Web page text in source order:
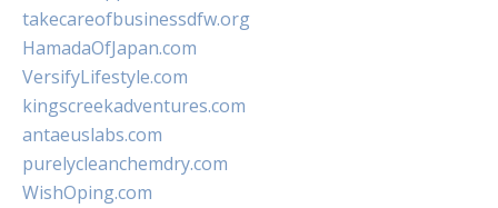
takecareofbusinessdfw.org
HamadaOfJapan.com
VersifyLifestyle.com
kingscreekadventures.com
antaeuslabs.com
purelycleanchemdry.com
WishOping.com